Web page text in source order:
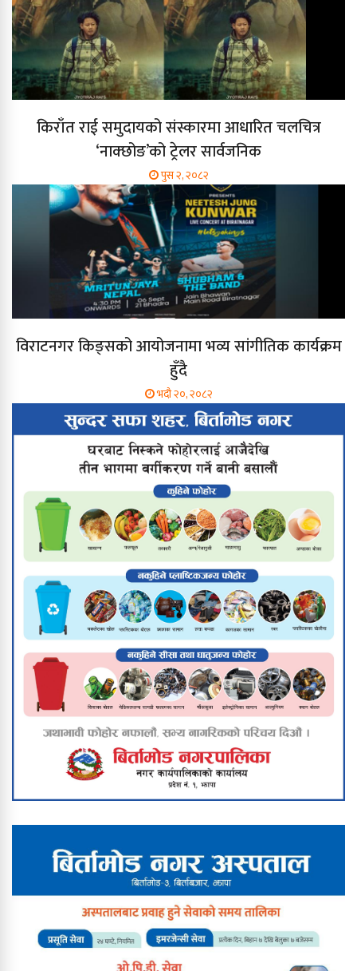
किराँत राई समुदायको संस्कारमा आधारित चलचित्र
‘नाक्छोङ’को ट्रेलर सार्वजनिक
पुस २, २०८२
विराटनगर किङ्सको आयोजनामा भव्य सांगीतिक कार्यक्रम
हुँदै
भदौ २०, २०८२